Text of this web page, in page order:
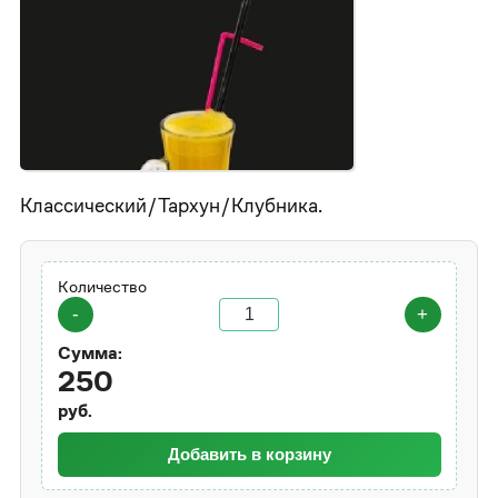
Классический/Тархун/Клубника.
Количество
-
+
Сумма:
250
руб.
Добавить в корзину